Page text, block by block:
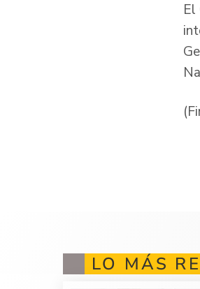
El
LO MÁS